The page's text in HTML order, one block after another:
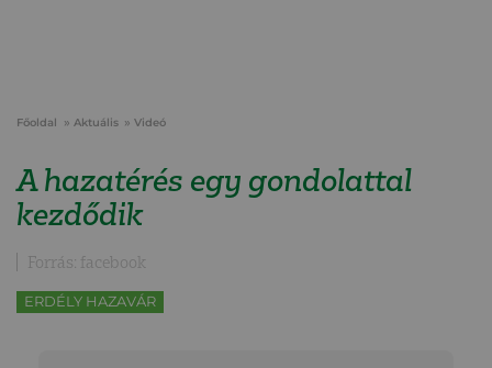
Főoldal Aktuális Videó
A hazatérés egy gondolattal
kezdődik
Forrás: facebook
ERDÉLY HAZAVÁR